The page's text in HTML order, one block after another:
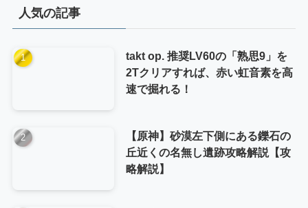
ー
人気の記事
takt op. 推奨LV60の「熟思9」を
2Tクリアすれば、赤い虹音素を高
速で掘れる！
【原神】砂漠左下側にある鑠石の
丘近くの名無し遺跡攻略解説【攻
略解説】